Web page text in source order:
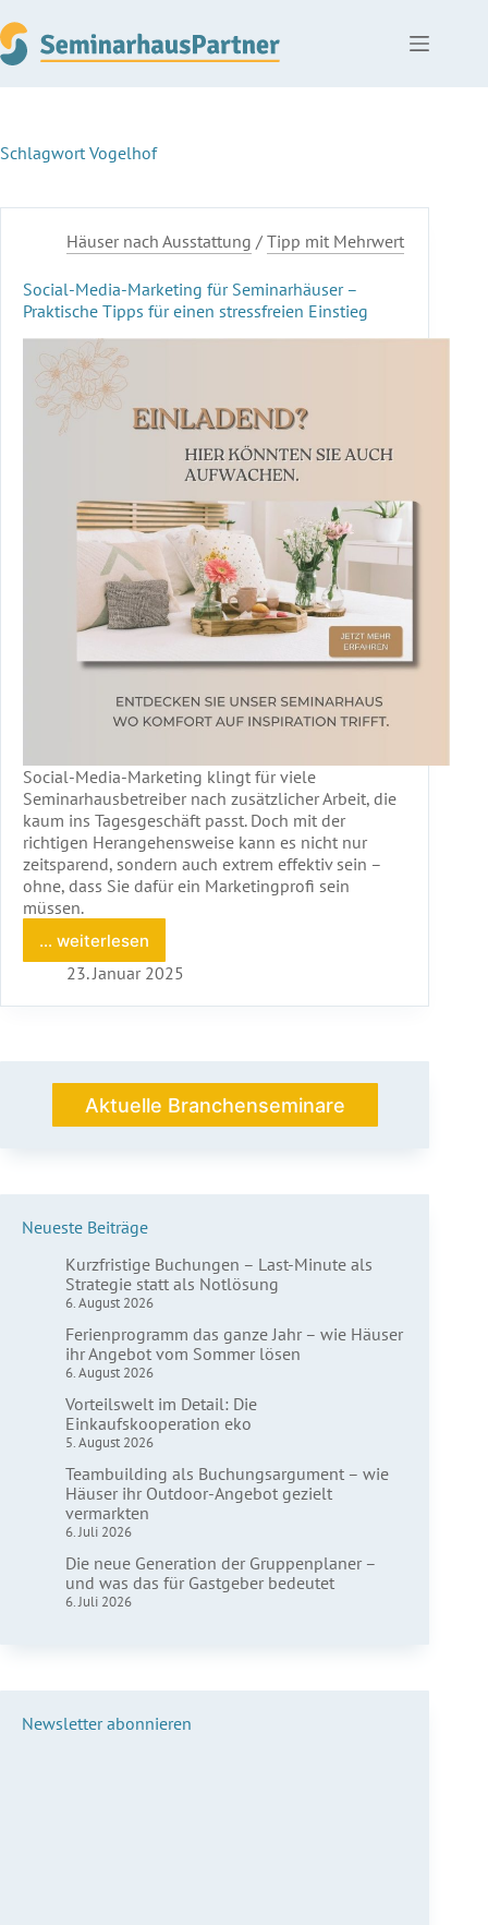
Inhalt
springen
SchlagwortVogelhof
Häuser nach Ausstattung / Tipp mit Mehrwert
Social-Media-Marketing für Seminarhäuser –
Praktische Tipps für einen stressfreien Einstieg
Social-Media-Marketing klingt für viele
Seminarhausbetreiber nach zusätzlicher Arbeit, die
kaum ins Tagesgeschäft passt. Doch mit der
richtigen Herangehensweise kann es nicht nur
zeitsparend, sondern auch extrem effektiv sein –
ohne, dass Sie dafür ein Marketingprofi sein
müssen.
... weiterlesen
Social-
Media-
für
Tipps
für
23. Januar 2025
Aktuelle Branchenseminare
Neueste Beiträge
Kurzfristige Buchungen – Last-Minute als
Strategie statt als Notlösung
6. August 2026
Ferienprogramm das ganze Jahr – wie Häuser
ihr Angebot vom Sommer lösen
6. August 2026
Vorteilswelt im Detail: Die
Einkaufskooperation eko
5. August 2026
Teambuilding als Buchungsargument – wie
Häuser ihr Outdoor-Angebot gezielt
vermarkten
6. Juli 2026
Die neue Generation der Gruppenplaner –
und was das für Gastgeber bedeutet
6. Juli 2026
Newsletter abonnieren